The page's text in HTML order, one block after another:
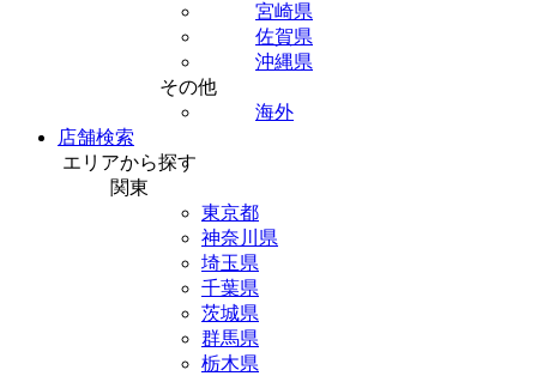
宮崎県
佐賀県
沖縄県
その他
海外
店舗検索
エリアから探す
関東
東京都
神奈川県
埼玉県
千葉県
茨城県
群馬県
栃木県